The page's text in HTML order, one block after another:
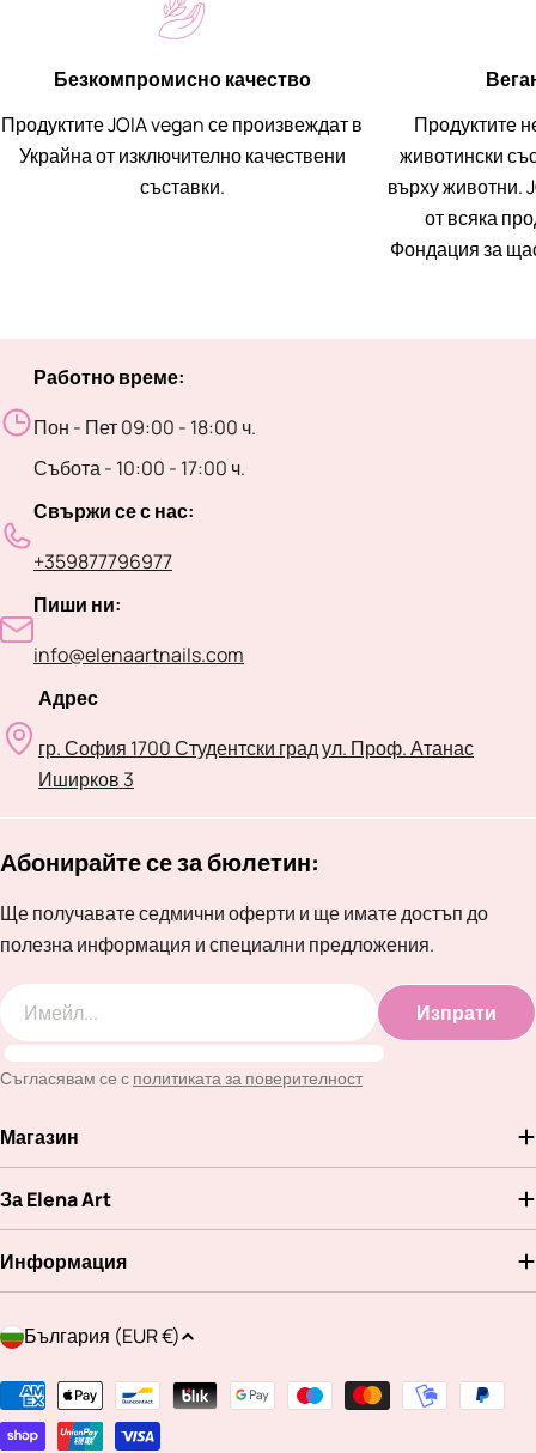
Безкомпромисно качество
Продуктите JOIA vegan се произвеждат в
Украйна от изключително качествени
съставки.
Продуктите
животински
върху животни.
от всяка
Фондация за
Работно време:
Пон - Пет 09:00 - 18:00 ч.
Събота - 10:00 - 17:00 ч.
Свържи се с нас:
+359877796977
Пиши ни:
info@elenaartnails.com
Адрес
гр. София 1700 Студентски град ул. Проф. Атанас
Иширков 3
Абонирайте се за бюлетин:
Ще получавате седмични оферти и ще имате достъп до
полезна информация и специални предложения.
Изпрати
Съгласявам се с политиката за поверителност
Магазин
За Elena Art
Информация
Д
р
ж
България (EUR €)
Методи
на